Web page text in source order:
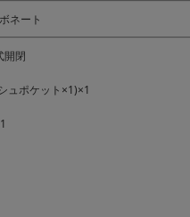
ネート
開閉
ュポケット×1)×1